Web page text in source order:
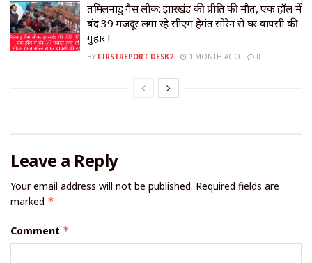
तमिलनाडु गैस लीक: झारखंड की प्रीति की मौत, एक हॉल में
बंद 39 मजदूर लगा रहे सीएम हेमंत सोरेन से घर वापसी की
गुहार !
BY FIRSTREPORT DESK2 1 MONTH AGO 0
Leave a Reply
Your email address will not be published. Required fields are
marked *
Comment *